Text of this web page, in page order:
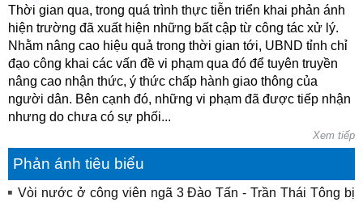
Thời gian qua, trong quá trình thực tiễn triển khai phản ánh
hiện trường đã xuất hiện những bất cập từ công tác xử lý.
Nhằm nâng cao hiệu quả trong thời gian tới, UBND tỉnh chỉ
đạo công khai các vấn đề vi phạm qua đó để tuyên truyền
nâng cao nhận thức, ý thức chấp hành giao thông của
người dân. Bên cạnh đó, những vi phạm đã được tiếp nhận
nhưng do chưa có sự phối...
Xem tiếp
Phản ánh tiêu biểu
Vòi nước ở công viên ngã 3 Đào Tấn - Trần Thái Tông bị